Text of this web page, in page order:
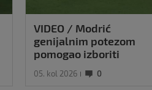
VIDEO / Modrić
genijalnim potezom
pomogao izboriti
i Intera
05. kol 2026 0